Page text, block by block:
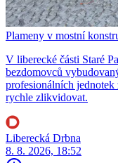
Plameny v mostní
V liberecké části Staré
bezdomovců
profesionálních jednotek
rychle zlikvidovat.
Liberecká Drbna
8. 8. 2026, 18:52